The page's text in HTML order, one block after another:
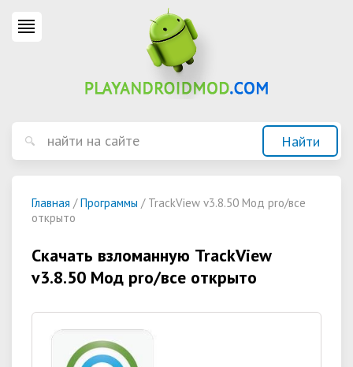
Главная /Программы / TrackView v3.8.50 Мод pro/все
открыто
Скачать взломанную TrackView
v3.8.50 Мод pro/все открыто